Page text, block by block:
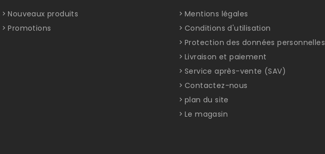
Nouveaux produits
Promotions
Mentions légales
Conditions d'utilisation
Protection des données personnelles
Livraison et paiement
Service après-vente (SAV)
Contactez-nous
plan du site
Le magasin